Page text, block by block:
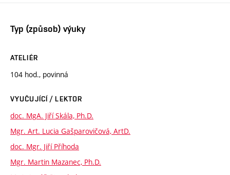
Typ (způsob) výuky
ATELIÉR
104 hod., povinná
VYUČUJÍCÍ / LEKTOR
doc. MgA. Jiří Skála, Ph.D.
Mgr. Art. Lucia Gašparovičová, ArtD.
doc. Mgr. Jiří Příhoda
Mgr. Martin Mazanec, Ph.D.